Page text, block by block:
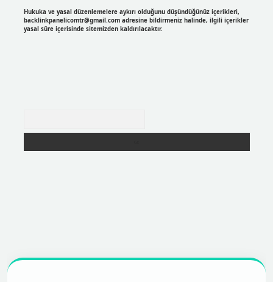
Hukuka ve yasal düzenlemelere aykırı olduğunu düşündüğünüz içerikleri,
backlinkpanelicomtr@gmail.comadresine bildirmeniz halinde, ilgili içerikler
yasal süre içerisinde sitemizden kaldırılacaktır.